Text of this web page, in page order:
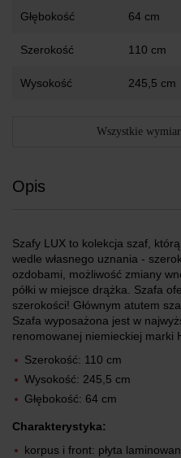
Głębokość 64 cm
Szerokość 110 cm
Wysokość 245,5 cm
Wszystkie
Opis
Szafy LUX to kolekcja szaf,
wedle własnego uznania -
ozdobami, możliwość zmiany
półki w miejsce drążka. Szafa
szerokości! Głównym atutem
Szafa wyposażona jest w
renomowanej niemieckiej marki
Szerokość: 110 cm
Wysokość: 245,5 cm
Głębokość: 64 cm
Charakterystyka:
korpus i front: płyta